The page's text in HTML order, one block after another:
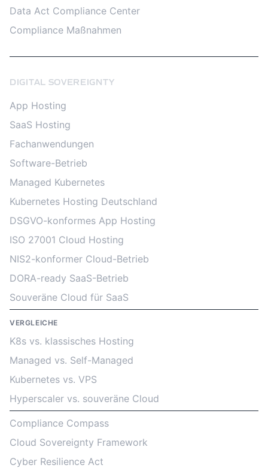
Data Act Compliance Center
Compliance Maßnahmen
DIGITAL SOVEREIGNTY
App Hosting
SaaS Hosting
Fachanwendungen
Software-Betrieb
Managed Kubernetes
Kubernetes Hosting Deutschland
DSGVO-konformes App Hosting
ISO 27001 Cloud Hosting
NIS2-konformer Cloud-Betrieb
DORA-ready SaaS-Betrieb
Souveräne Cloud für SaaS
VERGLEICHE
K8s vs. klassisches Hosting
Managed vs. Self-Managed
Kubernetes vs. VPS
Hyperscaler vs. souveräne Cloud
Compliance Compass
Cloud Sovereignty Framework
Cyber Resilience Act